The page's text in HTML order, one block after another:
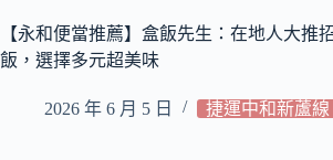
【永和便當推薦】盒飯先生：在地人大推
飯，選擇多元超美味
2026 年 6 月 5 日 捷運中和新蘆線